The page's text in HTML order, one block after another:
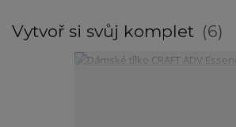
Vytvoř si svůj komplet 6